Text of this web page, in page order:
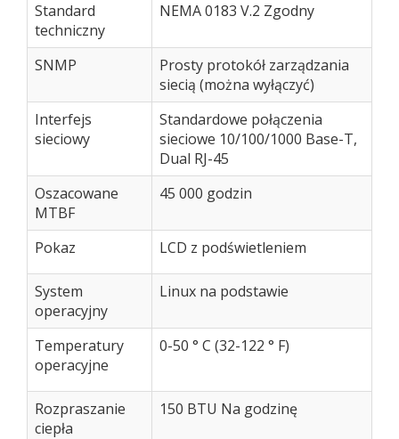
Standard
techniczny
NEMA 0183 V.2 Zgodny
SNMP
Prosty protokół zarządzania
siecią (można wyłączyć)
Interfejs
sieciowy
Standardowe połączenia
sieciowe 10/100/1000 Base-T,
Dual RJ-45
Oszacowane
MTBF
45 000 godzin
Pokaz LCD z podświetleniem
System
operacyjny
Linux na podstawie
Temperatury
operacyjne
0-50 ° C (32-122 ° F)
Rozpraszanie
ciepła
150 BTU Na godzinę